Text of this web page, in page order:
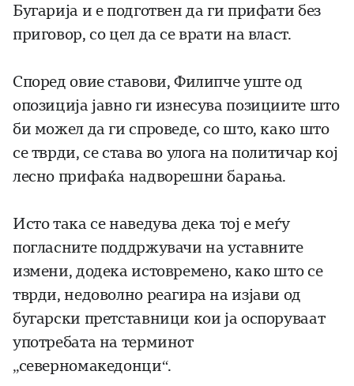
Бугарија и е подготвен да ги прифати без
приговор, со цел да се врати на власт.
Според овие ставови, Филипче уште од
опозиција јавно ги изнесува позициите што
би можел да ги спроведе, со што, како што
се тврди, се става во улога на политичар кој
лесно прифаќа надворешни барања.
Исто така се наведува дека тој е меѓу
погласните поддржувачи на уставните
измени, додека истовремено, како што се
тврди, недоволно реагира на изјави од
бугарски претставници кои ја оспоруваат
употребата на терминот
„северномакедонци“.